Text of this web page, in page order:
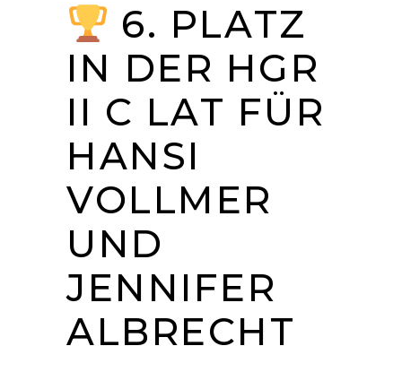
6. PLATZ
IN DER HGR
II C LAT FÜR
HANSI
VOLLMER
UND
JENNIFER
ALBRECHT